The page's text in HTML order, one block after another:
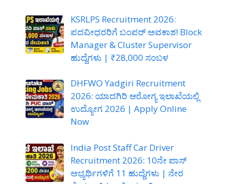
KSRLPS Recruitment 2026:
ಪದವೀಧರರಿಗೆ ಬಂಪರ್ ಅವಕಾಶ! Block
Manager & Cluster Supervisor
ಹುದ್ದೆಗಳು | ₹28,000 ಸಂಬಳ
DHFWO Yadgiri Recruitment
2026: ಯಾದಗಿರಿ ಆರೋಗ್ಯ ಇಲಾಖೆಯಲ್ಲಿ
ಉದ್ಯೋಗ 2026 | Apply Online
Now
India Post Staff Car Driver
Recruitment 2026: 10ನೇ ಪಾಸ್
ಅಭ್ಯರ್ಥಿಗಳಿಗೆ 11 ಹುದ್ದೆಗಳು | ನೇರ